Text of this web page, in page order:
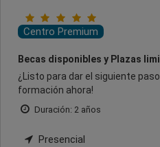
Centro Premium
Becas disponibles y Plazas
¿Listo para dar el siguiente
formación ahora!
Duración: 2 años
Presencial